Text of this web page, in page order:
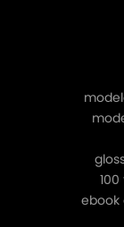
ebook